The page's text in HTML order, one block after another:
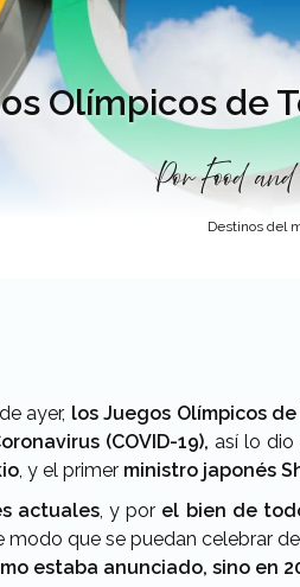
Olímpicos de
Por Food
Destinos del
ayer, los Juegos Olímpicos de
(COVID-19),así lo
, y el primer ministro japonés
actuales, y por el bien de
modo que se puedan celebrar
estaba anunciado, sino en